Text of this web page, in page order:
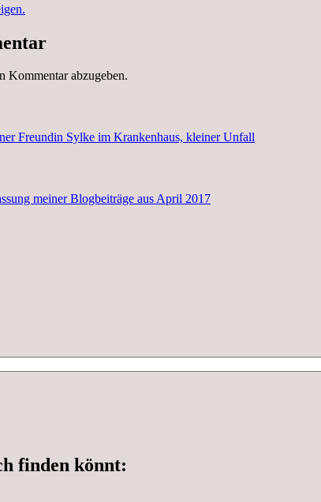
Kommentar abzugeben.
Freundin Sylke im Krankenhaus, kleiner Unfall
meiner Blogbeiträge aus April 2017
finden könnt: